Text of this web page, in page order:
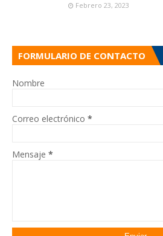
Febrero 23, 2023
FORMULARIO DE CONTACTO
Nombre
Correo electrónico *
Mensaje *